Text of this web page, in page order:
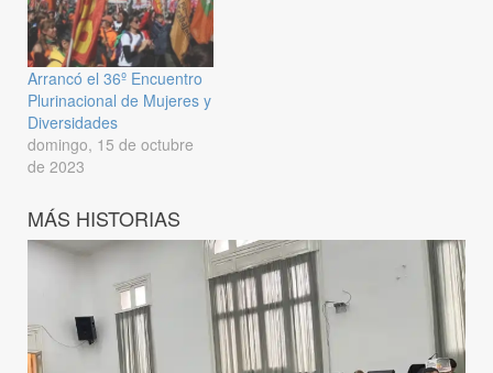
Arrancó el 36º Encuentro
Plurinacional de Mujeres y
Diversidades
domingo, 15 de octubre
de 2023
MÁS HISTORIAS